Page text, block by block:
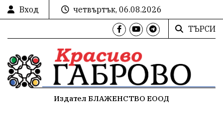
Вход
четвъртък, 06.08.2026
ТЪРСИ
Издател БЛАЖЕНСТВО ЕООД